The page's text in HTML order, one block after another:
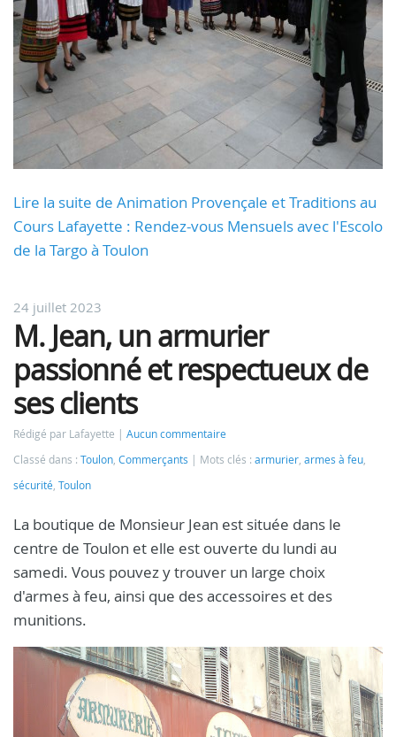
Lire la suite de Animation Provençale et Traditions au
Cours Lafayette : Rendez-vous Mensuels avec l'Escolo
de la Targo à Toulon
24 juillet 2023
M. Jean, un armurier
passionné et respectueux de
ses clients
Rédigé par Lafayette
Aucun commentaire
Classé dans : Toulon, Commerçants Mots clés : armurier, armes à feu,
sécurité, Toulon
La boutique de Monsieur Jean est située dans le
centre de Toulon et elle est ouverte du lundi au
samedi. Vous pouvez y trouver un large choix
d'armes à feu, ainsi que des accessoires et des
munitions.